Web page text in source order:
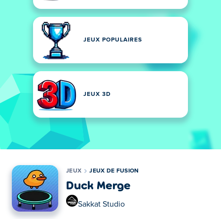
JEUX POPULAIRES
JEUX 3D
JEUX JEUX DE FUSION
Duck Merge
Sakkat Studio